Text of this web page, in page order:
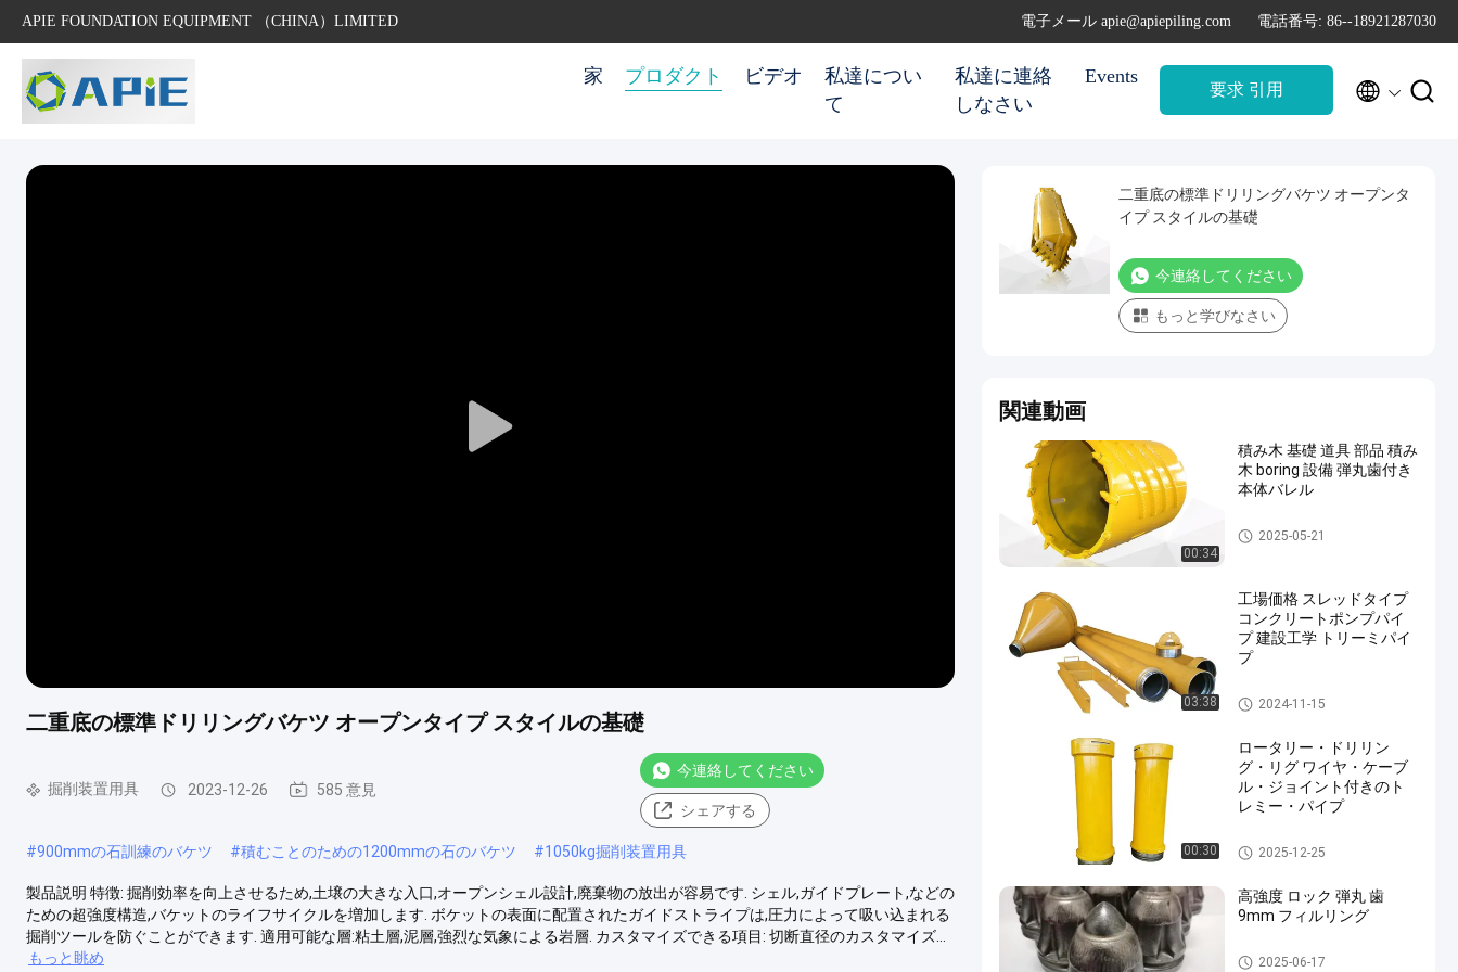
APIE FOUNDATION EQUIPMENT （CHINA）LIMITED 電子メール apie@apiepiling.com 電話番号: 86--18921287030
家 プロダクト ビデオ
私達につい
て
私達に連絡
しなさい
Events
要求 引用  
Play
二重底の標準ドリリングバケツ オープンタイプ スタイルの基礎
掘削装置用具 2023-12-26 585 意見
今連絡してください
シェアする
#900mmの石訓練のバケツ #積むことのための1200mmの石のバケツ #1050kg掘削装置用具
製品説明 特徴: 掘削効率を向上させるため,土壌の大きな入口,オープンシェル設計,廃棄物の放出が容易です. シェル,ガイドプレート,などの
ための超強度構造,バケットのライフサイクルを増加します. ボケットの表面に配置されたガイドストライプは,圧力によって吸い込まれる
掘削ツールを防ぐことができます. 適用可能な層:粘土層,泥層,強烈な気象による岩層. カスタマイズできる項目: 切断直径のカスタマイズ...
もっと眺め
二重底の標準ドリリングバケツ オープンタ
イプ スタイルの基礎
今連絡してください
もっと学びなさい
関連動画
00:34
積み木 基礎 道具 部品 積み
木 boring 設備 弾丸歯付き
本体バレル
掘削装置用具
2025-05-21
03:38
工場価格 スレッドタイプ
コンクリートポンプパイ
プ 建設工学 トリーミパイ
プ
掘削装置用具
2024-11-15
00:30
ロータリー・ドリリン
グ・リグ ワイヤ・ケーブ
ル・ジョイント付きのト
レミー・パイプ
掘削装置用具
2025-12-25
高強度 ロック 弾丸 歯
9mm フィルリング
掘削装置用具
2025-06-17